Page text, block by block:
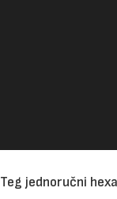
Teg jednoručni